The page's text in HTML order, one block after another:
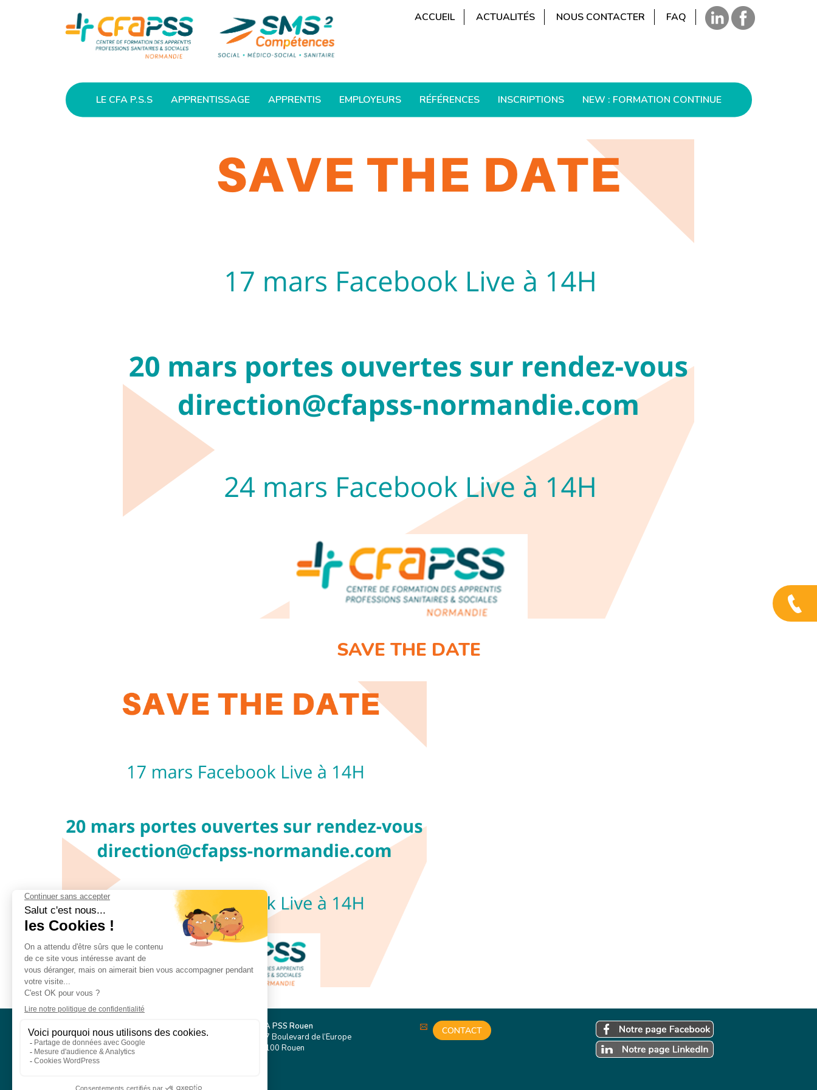
ACCUEIL ACTUALITÉS NOUS CONTACTER FAQ
LE CFA P.S.S APPRENTISSAGE APPRENTIS EMPLOYEURS RÉFÉRENCES INSCRIPTIONS NEW : FORMATION CONTINUE
SAVE THE DATE
CFA PSS / SMS 2 COMPÉTENCES
Parc Athéna
Immeuble PASEO
12, rue Ferdinand Buisson
CFA PSS Rouen
127 Boulevard de l’Europe
76100 Rouen
CONTACT